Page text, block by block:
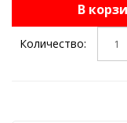
В
Количество: